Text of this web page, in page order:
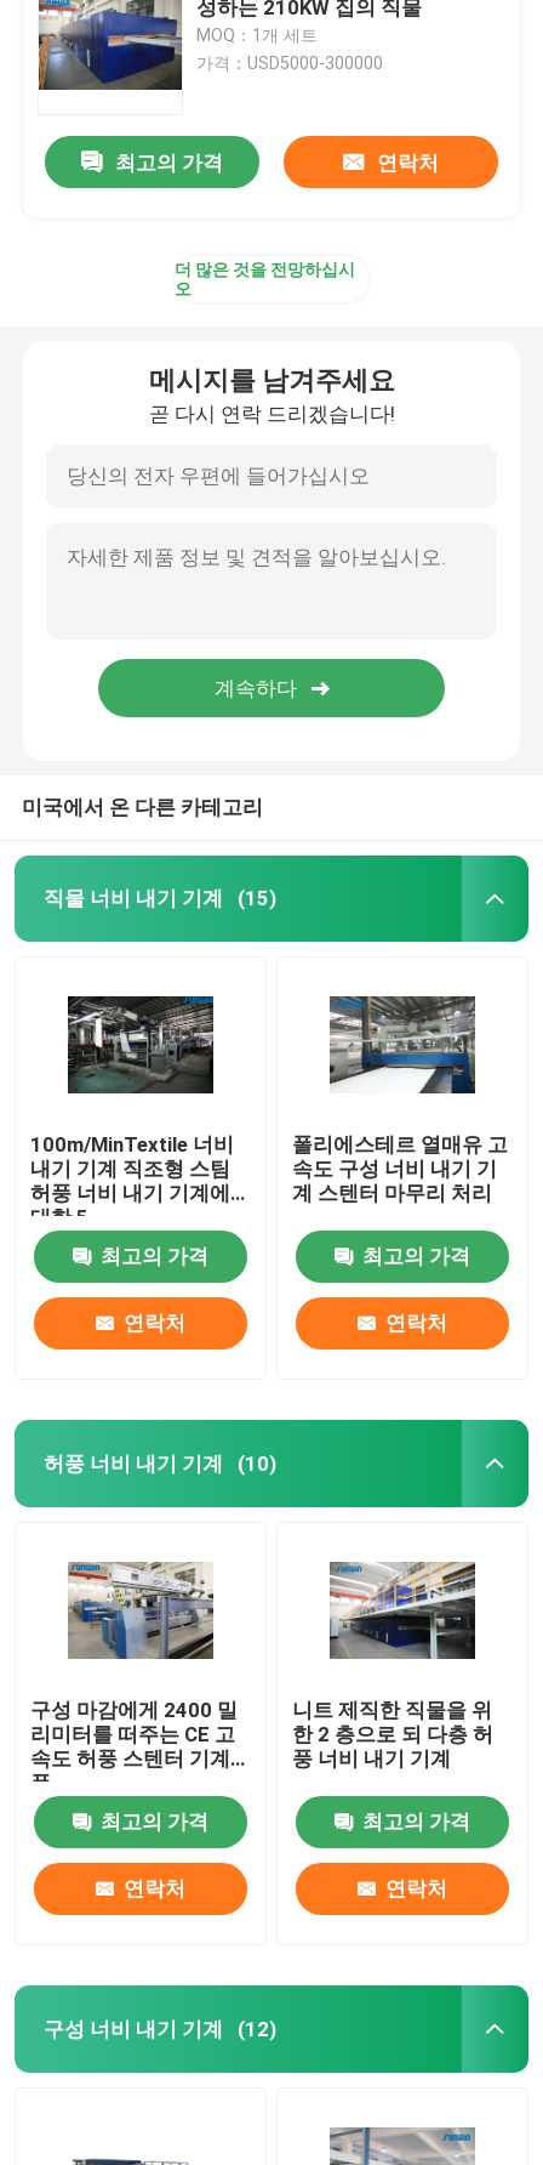
성하는 210KW 집의 직물
MOQ：1개 세트
가격：USD5000-300000
최고의 가격 연락처
더 많은 것을 전망하십시
오
메시지를 남겨주세요
곧 다시 연락 드리겠습니다!
미국에서 온 다른 카테고리
직물 너비 내기 기계 (15)
100m/MinTextile 너비
내기 기계 직조형 스팀
허풍 너비 내기 기계에
대한 5
최고의 가격
연락처
폴리에스테르 열매유 고
속도 구성 너비 내기 기
계 스텐터 마무리 처리
최고의 가격
연락처
허풍 너비 내기 기계 (10)
구성 마감에게 2400 밀
리미터를 떠주는 CE 고
속도 허풍 스텐터 기계
폭
최고의 가격
연락처
니트 제직한 직물을 위
한 2 층으로 되 다층 허
풍 너비 내기 기계
최고의 가격
연락처
구성 너비 내기 기계 (12)